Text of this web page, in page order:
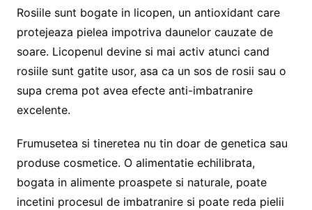
Rosiile sunt bogate in licopen, un antioxidant care
protejeaza pielea impotriva daunelor cauzate de
soare. Licopenul devine si mai activ atunci cand
rosiile sunt gatite usor, asa ca un sos de rosii sau o
supa crema pot avea efecte anti-imbatranire
excelente.
Frumusetea si tineretea nu tin doar de genetica sau
produse cosmetice. O alimentatie echilibrata,
bogata in alimente proaspete si naturale, poate
incetini procesul de imbatranire si poate reda pielii